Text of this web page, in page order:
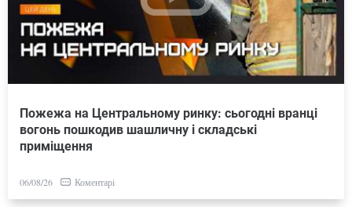
Пожежа на Центральному ринку: сьогодні вранці
вогонь пошкодив шашличну і складські
приміщення
06/08/26 Коментарі